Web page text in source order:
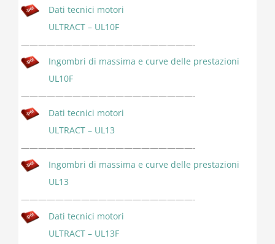
Dati tecnici motori
ULTRACT – UL10F
————————————————————-
Ingombri di massima e curve delle prestazioni
UL10F
————————————————————-
Dati tecnici motori
ULTRACT – UL13
————————————————————-
Ingombri di massima e curve delle prestazioni
UL13
————————————————————-
Dati tecnici motori
ULTRACT – UL13F